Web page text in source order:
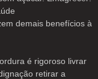
demais benefícios à
é rigoroso livrar
retirar a